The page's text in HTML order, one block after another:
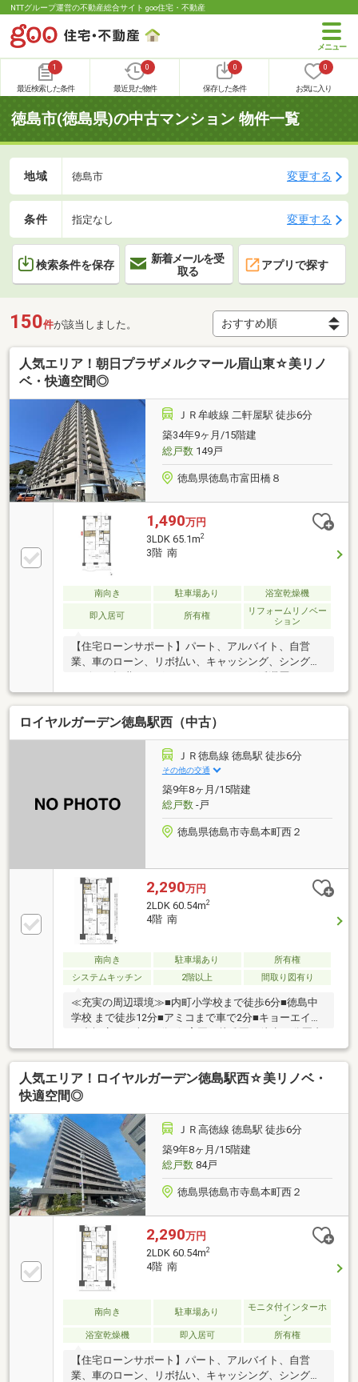
NTTグループ運営の不動産総合サイト goo住宅・不動産
1
最近検索した条件
0
最近見た物件
0
保存した条件
0
お気に入り
徳島市(徳島県)の中古マンション 物件一覧
地域 徳島市 変更する
条件 指定なし 変更する
検索条件を保存
新着メールを受
取る
アプリで探す
150件が該当しました。
人気エリア！朝日プラザメルクマール眉山東☆美リノ
ベ・快適空間◎
ＪＲ牟岐線 二軒屋駅 徒歩6分
築34年9ヶ月/15階建
総戸数149戸
徳島県徳島市富田橋８
1,490万円
3LDK 65.1m2
3階 南
南向き 駐車場あり 浴室乾燥機
即入居可 所有権
リフォームリノベー
ション
【住宅ローンサポート】パート、アルバイト、自営
業、車のローン、リボ払い、キャッシング、シングル
マザー、転職したばかり、クレジットの延滞歴がある
など住宅ローン審査が不安、「自分は無理かも…」と
いう方ほどご相談ください！▼審査通過例・年収300
万＋車ローン／勤続1年→通過・年収260万／シングル
／カード残債→通過・転職4ヶ月／頭金0→通過・自営
業2年目→補足資料＆補足説明で通過・パート3年目/年
収180万円→承無理な営業はいたしません。通る方法
を一緒に探します。087-810-3147／【見学予約】から
も受付中
ロイヤルガーデン徳島駅西（中古）
ＪＲ徳島線 徳島駅 徒歩6分
その他の交通
築9年8ヶ月/15階建
総戸数-戸
徳島県徳島市寺島本町西２
2,290万円
2LDK 60.54m2
4階 南
南向き 駐車場あり
所有権
システムキッチン
2階以上 間取り図有り
≪充実の周辺環境≫■内町小学校まで徒歩6分■徳島中
学校 まで徒歩12分■アミコまで車で2分■キョーエイ三
ツ合橋店まで車で3分■保育園・幼稚園も徒歩10分圏内
に多数■徒歩10分圏内に病院も多数■スーパー・ドラッ
グストア・コンビニ徒歩5分圏内≪収納豊富な住みや
すい間取り≫■収納豊富な2LDK■LDK14.7帖■雨でも安
心のインナーバルコニー本日ご案内可能です♪
人気エリア！ロイヤルガーデン徳島駅西☆美リノベ・
快適空間◎
ＪＲ高徳線 徳島駅 徒歩6分
築9年8ヶ月/15階建
総戸数84戸
徳島県徳島市寺島本町西２
2,290万円
2LDK 60.54m2
4階 南
南向き 駐車場あり
モニタ付インターホ
ン
浴室乾燥機
即入居可 所有権
【住宅ローンサポート】パート、アルバイト、自営
業、車のローン、リボ払い、キャッシング、シングル